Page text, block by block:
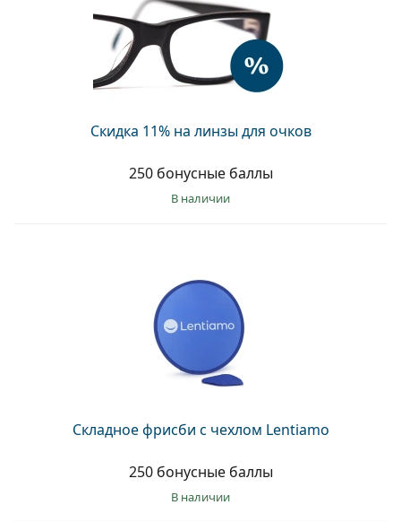
Скидка 11% на линзы для очков
250 бонусные баллы
в наличии
Складное фрисби с чехлом Lentiamo
250 бонусные баллы
в наличии